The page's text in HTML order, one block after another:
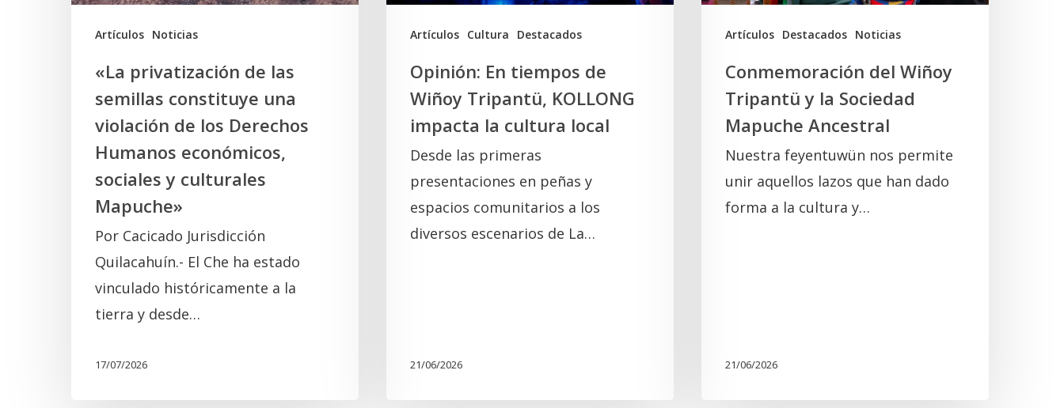
Artículos Noticias
violación
Derechos
Humanos
económicos,
sociales
culturales
Mapuche»
«La privatización de las
semillas constituye una
violación de los Derechos
Humanos económicos,
sociales y culturales
Mapuche»
Por Cacicado Jurisdicción
Quilacahuín.- El Che ha estado
vinculado históricamente a la
tierra y desde…
17/07/2026
Artículos Cultura Destacados
impacta
local
Opinión: En tiempos de
Wiñoy Tripantü, KOLLONG
impacta la cultura local
Desde las primeras
presentaciones en peñas y
espacios comunitarios a los
diversos escenarios de La…
21/06/2026
Artículos Destacados Noticias
Mapuche
Ancestral
Conmemoración del Wiñoy
Tripantü y la Sociedad
Mapuche Ancestral
Nuestra feyentuwün nos permite
unir aquellos lazos que han dado
forma a la cultura y…
21/06/2026